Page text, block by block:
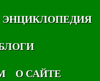
ЭНЦИКЛОПЕДИЯ
О САЙТЕ